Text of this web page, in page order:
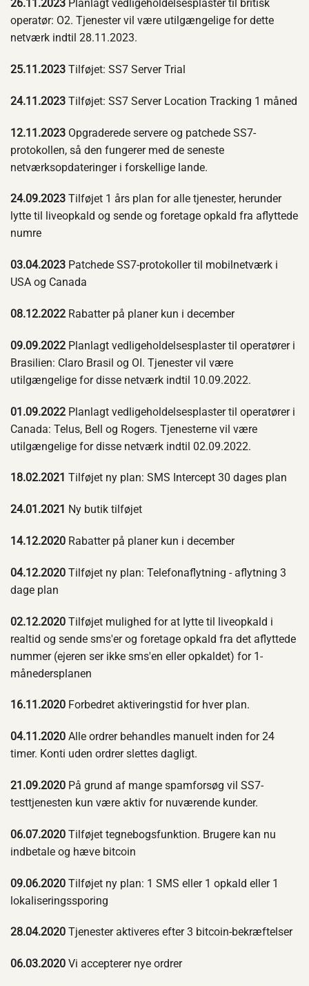
26.11.2023 Planlagt vedligeholdelsesplaster til britisk
operatør: O2. Tjenester vil være utilgængelige for dette
netværk indtil 28.11.2023.
25.11.2023 Tilføjet: SS7 Server Trial
24.11.2023 Tilføjet: SS7 Server Location Tracking 1 måned
12.11.2023 Opgraderede servere og patchede SS7-
protokollen, så den fungerer med de seneste
netværksopdateringer i forskellige lande.
24.09.2023 Tilføjet 1 års plan for alle tjenester, herunder
lytte til liveopkald og sende og foretage opkald fra aflyttede
numre
03.04.2023 Patchede SS7-protokoller til mobilnetværk i
USA og Canada
08.12.2022 Rabatter på planer kun i december
09.09.2022 Planlagt vedligeholdelsesplaster til operatører i
Brasilien: Claro Brasil og OI. Tjenester vil være
utilgængelige for disse netværk indtil 10.09.2022.
01.09.2022 Planlagt vedligeholdelsesplaster til operatører i
Canada: Telus, Bell og Rogers. Tjenesterne vil være
utilgængelige for disse netværk indtil 02.09.2022.
18.02.2021 Tilføjet ny plan: SMS Intercept 30 dages plan
24.01.2021 Ny butik tilføjet
14.12.2020 Rabatter på planer kun i december
04.12.2020 Tilføjet ny plan: Telefonaflytning - aflytning 3
dage plan
02.12.2020 Tilføjet mulighed for at lytte til liveopkald i
realtid og sende sms'er og foretage opkald fra det aflyttede
nummer (ejeren ser ikke sms'en eller opkaldet) for 1-
månedersplanen
16.11.2020 Forbedret aktiveringstid for hver plan.
04.11.2020 Alle ordrer behandles manuelt inden for 24
timer. Konti uden ordrer slettes dagligt.
21.09.2020 På grund af mange spamforsøg vil SS7-
testtjenesten kun være aktiv for nuværende kunder.
06.07.2020 Tilføjet tegnebogsfunktion. Brugere kan nu
indbetale og hæve bitcoin
09.06.2020 Tilføjet ny plan: 1 SMS eller 1 opkald eller 1
lokaliseringssporing
28.04.2020 Tjenester aktiveres efter 3 bitcoin-bekræftelser
06.03.2020 Vi accepterer nye ordrer